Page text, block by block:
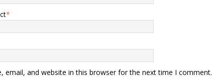
*
email, and website in this browser for the next time I comment.